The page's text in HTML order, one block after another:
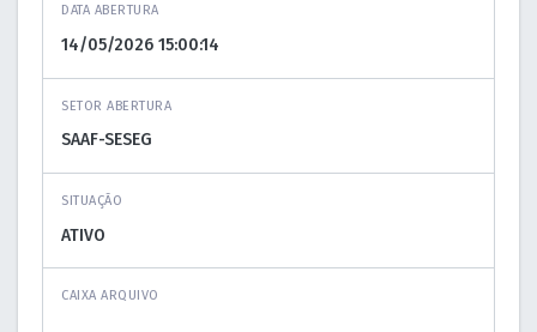
DATA ABERTURA
SETOR ABERTURA
SITUAÇÃO
CAIXA ARQUIVO